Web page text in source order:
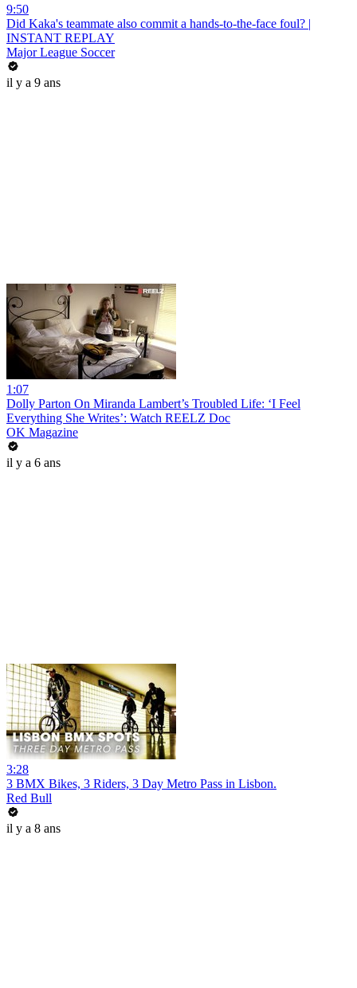
9:50
Did Kaka's teammate also commit a hands-to-the-face foul? |
INSTANT REPLAY
Major League Soccer
il y a 9 ans
1:07
Dolly Parton On Miranda Lambert’s Troubled Life: ‘I Feel
Everything She Writes’: Watch REELZ Doc
OK Magazine
il y a 6 ans
3:28
3 BMX Bikes, 3 Riders, 3 Day Metro Pass in Lisbon.
Red Bull
il y a 8 ans